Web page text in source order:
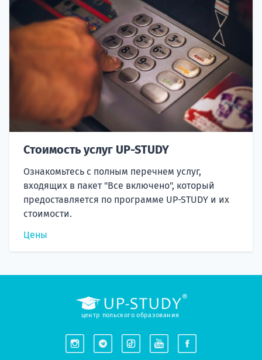
Стоимость услуг UP-STUDY
Ознакомьтесь с полным перечнем услуг,
входящих в пакет "Все включено", который
предоставляется по программе UP-STUDY и их
стоимости.
Цены
центр польского образования